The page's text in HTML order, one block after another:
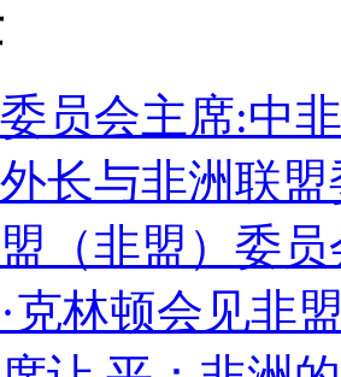
委员会主席:中
长与非洲联
（非盟）委
克林顿会见非